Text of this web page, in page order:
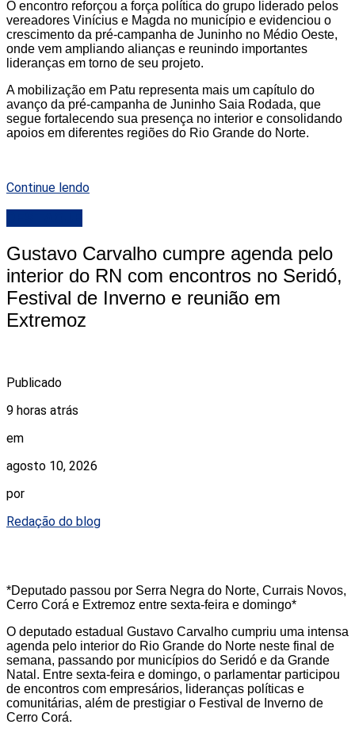
O encontro reforçou a força política do grupo liderado pelos
vereadores Vinícius e Magda no município e evidenciou o
crescimento da pré-campanha de Juninho no Médio Oeste,
onde vem ampliando alianças e reunindo importantes
lideranças em torno de seu projeto.
A mobilização em Patu representa mais um capítulo do
avanço da pré-campanha de Juninho Saia Rodada, que
segue fortalecendo sua presença no interior e consolidando
apoios em diferentes regiões do Rio Grande do Norte.
Continue lendo
Gustavo Carvalho cumpre agenda pelo
interior do RN com encontros no Seridó,
Festival de Inverno e reunião em
Extremoz
Publicado
9 horas atrás
em
agosto 10, 2026
por
Redação do blog
*Deputado passou por Serra Negra do Norte, Currais Novos,
Cerro Corá e Extremoz entre sexta-feira e domingo*
O deputado estadual Gustavo Carvalho cumpriu uma intensa
agenda pelo interior do Rio Grande do Norte neste final de
semana, passando por municípios do Seridó e da Grande
Natal. Entre sexta-feira e domingo, o parlamentar participou
de encontros com empresários, lideranças políticas e
comunitárias, além de prestigiar o Festival de Inverno de
Cerro Corá.